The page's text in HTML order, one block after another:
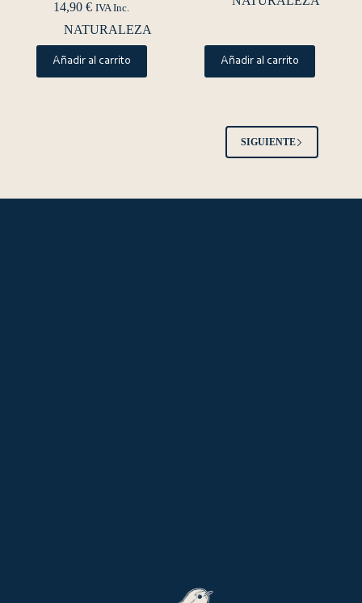
14,90€ IVA Inc.
NATURALEZA
Añadir al carrito Añadir al carrito
SIGUIENTE